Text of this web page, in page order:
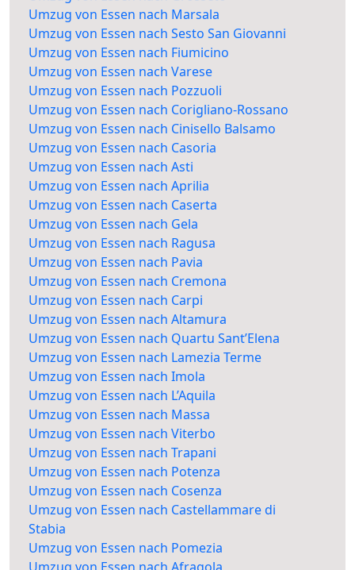
Umzug von Essen nach Marsala
Umzug von Essen nach Sesto San Giovanni
Umzug von Essen nach Fiumicino
Umzug von Essen nach Varese
Umzug von Essen nach Pozzuoli
Umzug von Essen nach Corigliano-Rossano
Umzug von Essen nach Cinisello Balsamo
Umzug von Essen nach Casoria
Umzug von Essen nach Asti
Umzug von Essen nach Aprilia
Umzug von Essen nach Caserta
Umzug von Essen nach Gela
Umzug von Essen nach Ragusa
Umzug von Essen nach Pavia
Umzug von Essen nach Cremona
Umzug von Essen nach Carpi
Umzug von Essen nach Altamura
Umzug von Essen nach Quartu Sant’Elena
Umzug von Essen nach Lamezia Terme
Umzug von Essen nach Imola
Umzug von Essen nach L’Aquila
Umzug von Essen nach Massa
Umzug von Essen nach Viterbo
Umzug von Essen nach Trapani
Umzug von Essen nach Potenza
Umzug von Essen nach Cosenza
Umzug von Essen nach Castellammare di
Stabia
Umzug von Essen nach Pomezia